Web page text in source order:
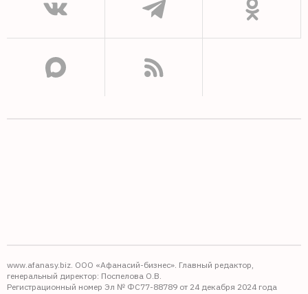
www.afanasy.biz. ООО «Афанасий-бизнес». Главный редактор,
генеральный директор: Поспелова О.В.
Регистрационный номер Эл № ФС77-88789 от 24 декабря 2024 года